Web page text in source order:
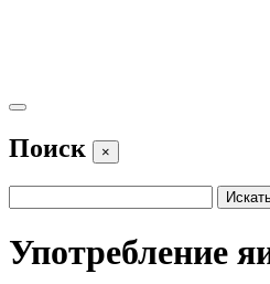
Поиск ×
Употребление